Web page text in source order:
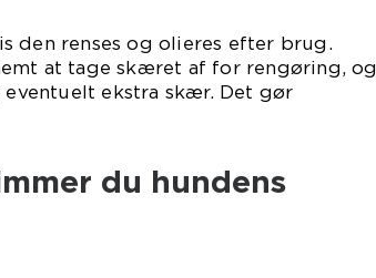
den renses og olieres efter brug.
at tage skæret af for rengøring, og
ekstra skær. Det gør
du hundens